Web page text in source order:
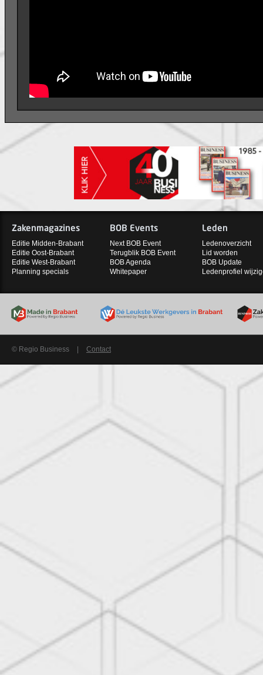
Zakenmagazines
Editie Midden-Brabant
Editie Oost-Brabant
Editie West-Brabant
Planning specials
BOB Events
Next BOB Event
Terugblik BOB Event
BOB Agenda
Whitepaper
Leden
Ledenoverzicht
Lid worden
BOB Update
Ledenprofiel
© Regio Business Contact